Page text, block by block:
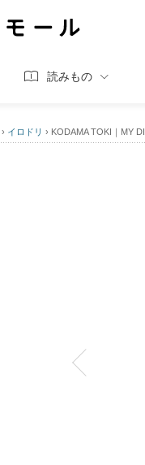
読みもの
› イロドリ › KODAMA TOKI｜MY